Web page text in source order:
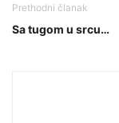
Prethodni članak
Sa tugom u srcu…